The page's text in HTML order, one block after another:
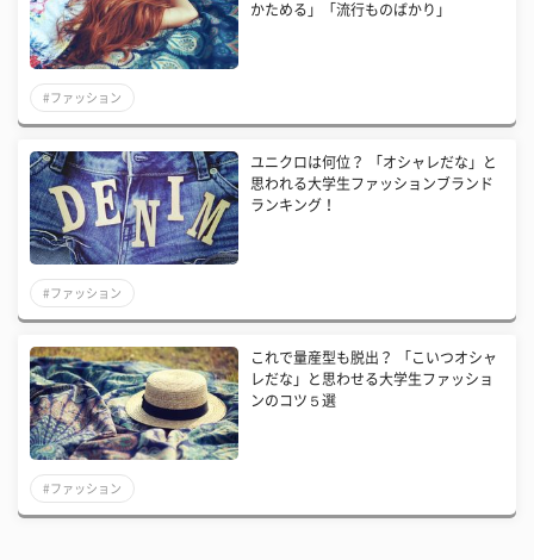
かためる」「流行ものばかり」
#ファッション
ユニクロは何位？ 「オシャレだな」と
思われる大学生ファッションブランド
ランキング！
#ファッション
これで量産型も脱出？ 「こいつオシャ
レだな」と思わせる大学生ファッショ
ンのコツ５選
#ファッション